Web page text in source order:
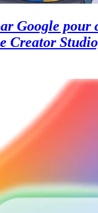
Google pour
Creator